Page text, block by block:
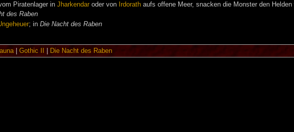
Piratenlager inJharkendar oder von Irdorath aufs offene Meer, snacken die Monster den
des Raben
; inDie Nacht des Raben
| Gothic II Die Nacht des Raben